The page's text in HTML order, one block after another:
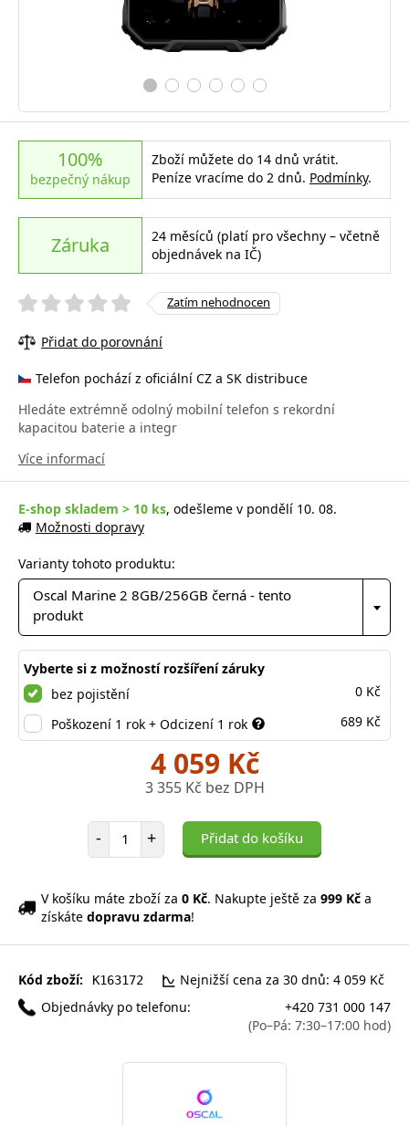
100%
bezpečný nákup
Zboží můžete do 14 dnů vrátit.
Peníze vracíme do 2 dnů. Podmínky.
Záruka
24 měsíců (platí pro všechny – včetně
objednávek na IČ)
Zatím nehodnocen
Přidat do porovnání
Telefon pochází z oficiální CZ a SK distribuce
Hledáte extrémně odolný mobilní telefon s rekordní
kapacitou baterie a integr
Více informací
E-shop skladem > 10 ks, odešleme v pondělí 10. 08.
Možnosti dopravy
Varianty tohoto produktu:
Oscal Marine 2 8GB/256GB černá - tento
produkt
Vyberte si z možností rozšíření záruky
bez pojistění
0 Kč
Poškození 1 rok + Odcizení 1 rok
689 Kč
4 059 Kč
3 355 Kč bez DPH
- Počet položek
+ Přidat do košíku
V košíku máte zboží za 0 Kč. Nakupte ještě za 999 Kč a
získáte dopravu zdarma!
Kód zboží: K163172
Nejnižší cena za 30 dnů: 4 059 Kč
Objednávky po telefonu:
+420 731 000 147
(Po–Pá: 7:30–17:00 hod)